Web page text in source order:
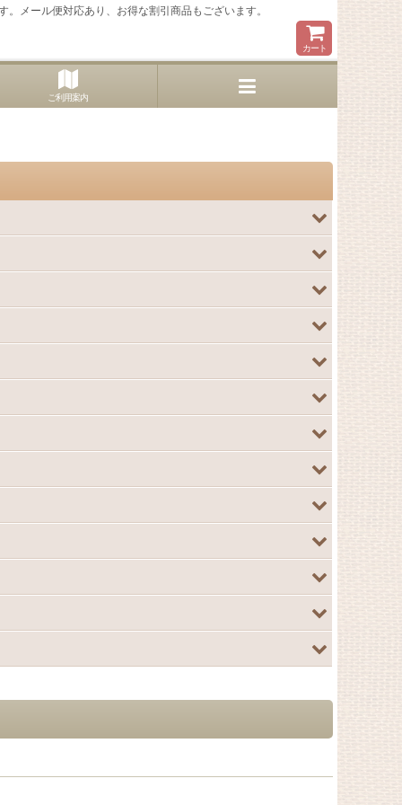
メール便対応あり、お得な割引商品もございます。
カート
ご利用案内